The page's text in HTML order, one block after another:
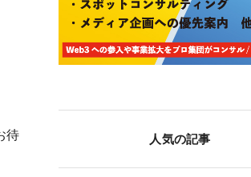
待 人気の記事